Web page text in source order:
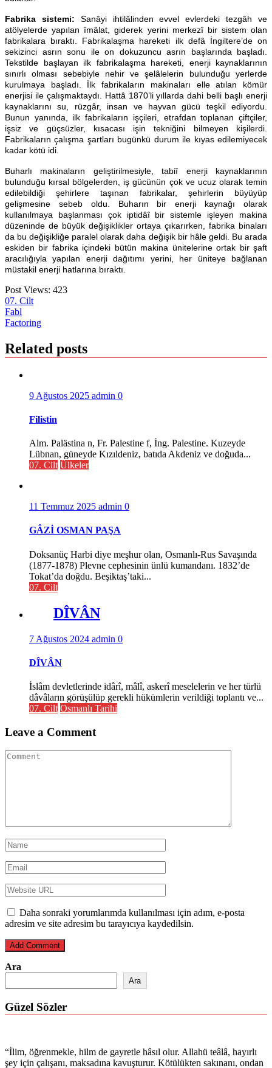
Fabrika sistemi: Sanâyi ihtilâlinden evvel evlerdeki tezgâh ve
atölyelerde yapılan îmâlat, giderek yerini merkezî bir sistem olan
fabrikalara bıraktı. Fabrikalaşma hareketi ilk defâ İngiltere’de on
sekizinci asrın sonu ile on dokuzuncu asrın başlarında başladı.
Tekstilde başlayan ilk fabrikalaşma hareketi, enerji kaynaklarının
sınırlı olması sebebiyle nehir ve şelâlelerin bulunduğu yerlerde
kurulmaya başladı. İlk fabrikaların makinaları elle atılan kömür
enerjisi ile çalışmaktaydı. Hattâ 1870’li yıllarda dahi belli başlı enerji
kaynaklarını su, rüzgâr, insan ve hayvan gücü teşkil ediyordu.
Bunun yanında, ilk fabrikaların işçileri, etrafdan toplanan çiftçiler,
işsiz ve güçsüzler, kısacası işin tekniğini bilmeyen kişilerdi.
Fabrikaların çalışma şartları bugünkü durum ile kıyas edilemiyecek
kadar kötü idi.
Buharlı makinaların geliştirilmesiyle, tabiî enerji kaynaklarının
bulunduğu kırsal bölgelerden, iş gücünün çok ve ucuz olarak temin
edilebildiği şehirlere taşınan fabrikalar, şehirlerin büyüyüp
gelişmesine sebeb oldu. Buharın bir enerji kaynağı olarak
kullanılmaya başlanması çok iptidâî bir sistemle işleyen makina
düzeninde de büyük değişiklikler ortaya çıkarırken, fabrika binaları
da bu değişikliğe paralel olarak daha değişik bir hâle geldi. Bu arada
eskiden bir fabrika içindeki bütün makina ünitelerine ortak bir şaft
aracılığıyla yapılan enerji dağıtımı yerini, her üniteye bağlanan
müstakil enerji hatlarına bıraktı.
Post Views: 423
07. Cilt
Yazı
gezinmesi
Fabl
Factoring
Related posts
9 Ağustos 2025 admin 0
Filistin
Alm. Palästina n, Fr. Palestine f, İng. Palestine. Kuzeyde
Lübnan, güneyde Kızıldeniz, batıda Akdeniz ve doğuda...
07. Cilt Ülkeler
11 Temmuz 2025 admin 0
GÂZİ OSMAN PAŞA
Doksanüç Harbi diye meşhur olan, Osmanlı-Rus Savaşında
(1877-1878) Plevne cephesinin ünlü kumandanı. 1832’de
Tokat’da doğdu. Beşiktaş’taki...
07. Cilt
DÎVÂN
7 Ağustos 2024 admin 0
DÎVÂN
İslâm devletlerinde idârî, mâlî, askerî meselelerin ve her türlü
dâvâların görüşülüp gerekli hükümlerin verildiği toplantı ve...
07. Cilt Osmanlı Tarihi
Leave a Comment
Daha sonraki yorumlarımda kullanılması için adım, e-posta
adresim ve site adresim bu tarayıcıya kaydedilsin.
Ara
Ara
Güzel Sözler
“İlim, öğrenmekle, hilm de gayretle hâsıl olur. Allahü teâlâ, hayırlı
şey için çalışanı, maksadına kavuşturur. Kötülükten sakınanı, ondan